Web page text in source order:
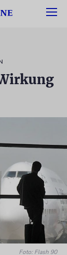
Foto: Flash 90